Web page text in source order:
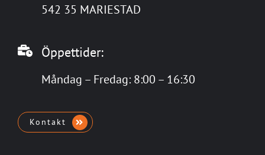
542 35 MARIESTAD
Öppettider:
Måndag – Fredag: 8:00 – 16:30
Kontakt